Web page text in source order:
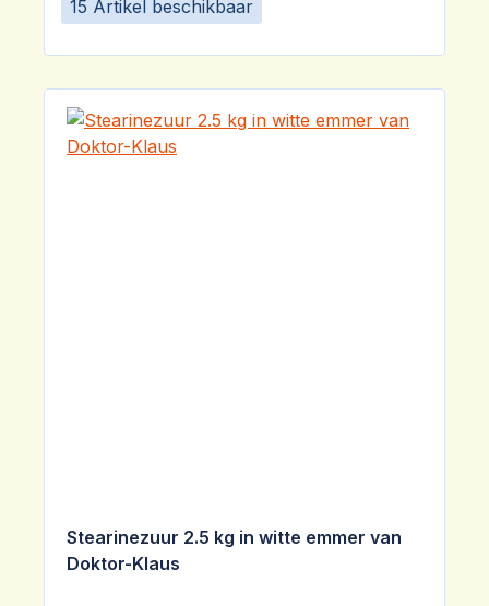
15 Artikel beschikbaar
Stearinezuur 2.5 kg in witte emmer van
Doktor-Klaus